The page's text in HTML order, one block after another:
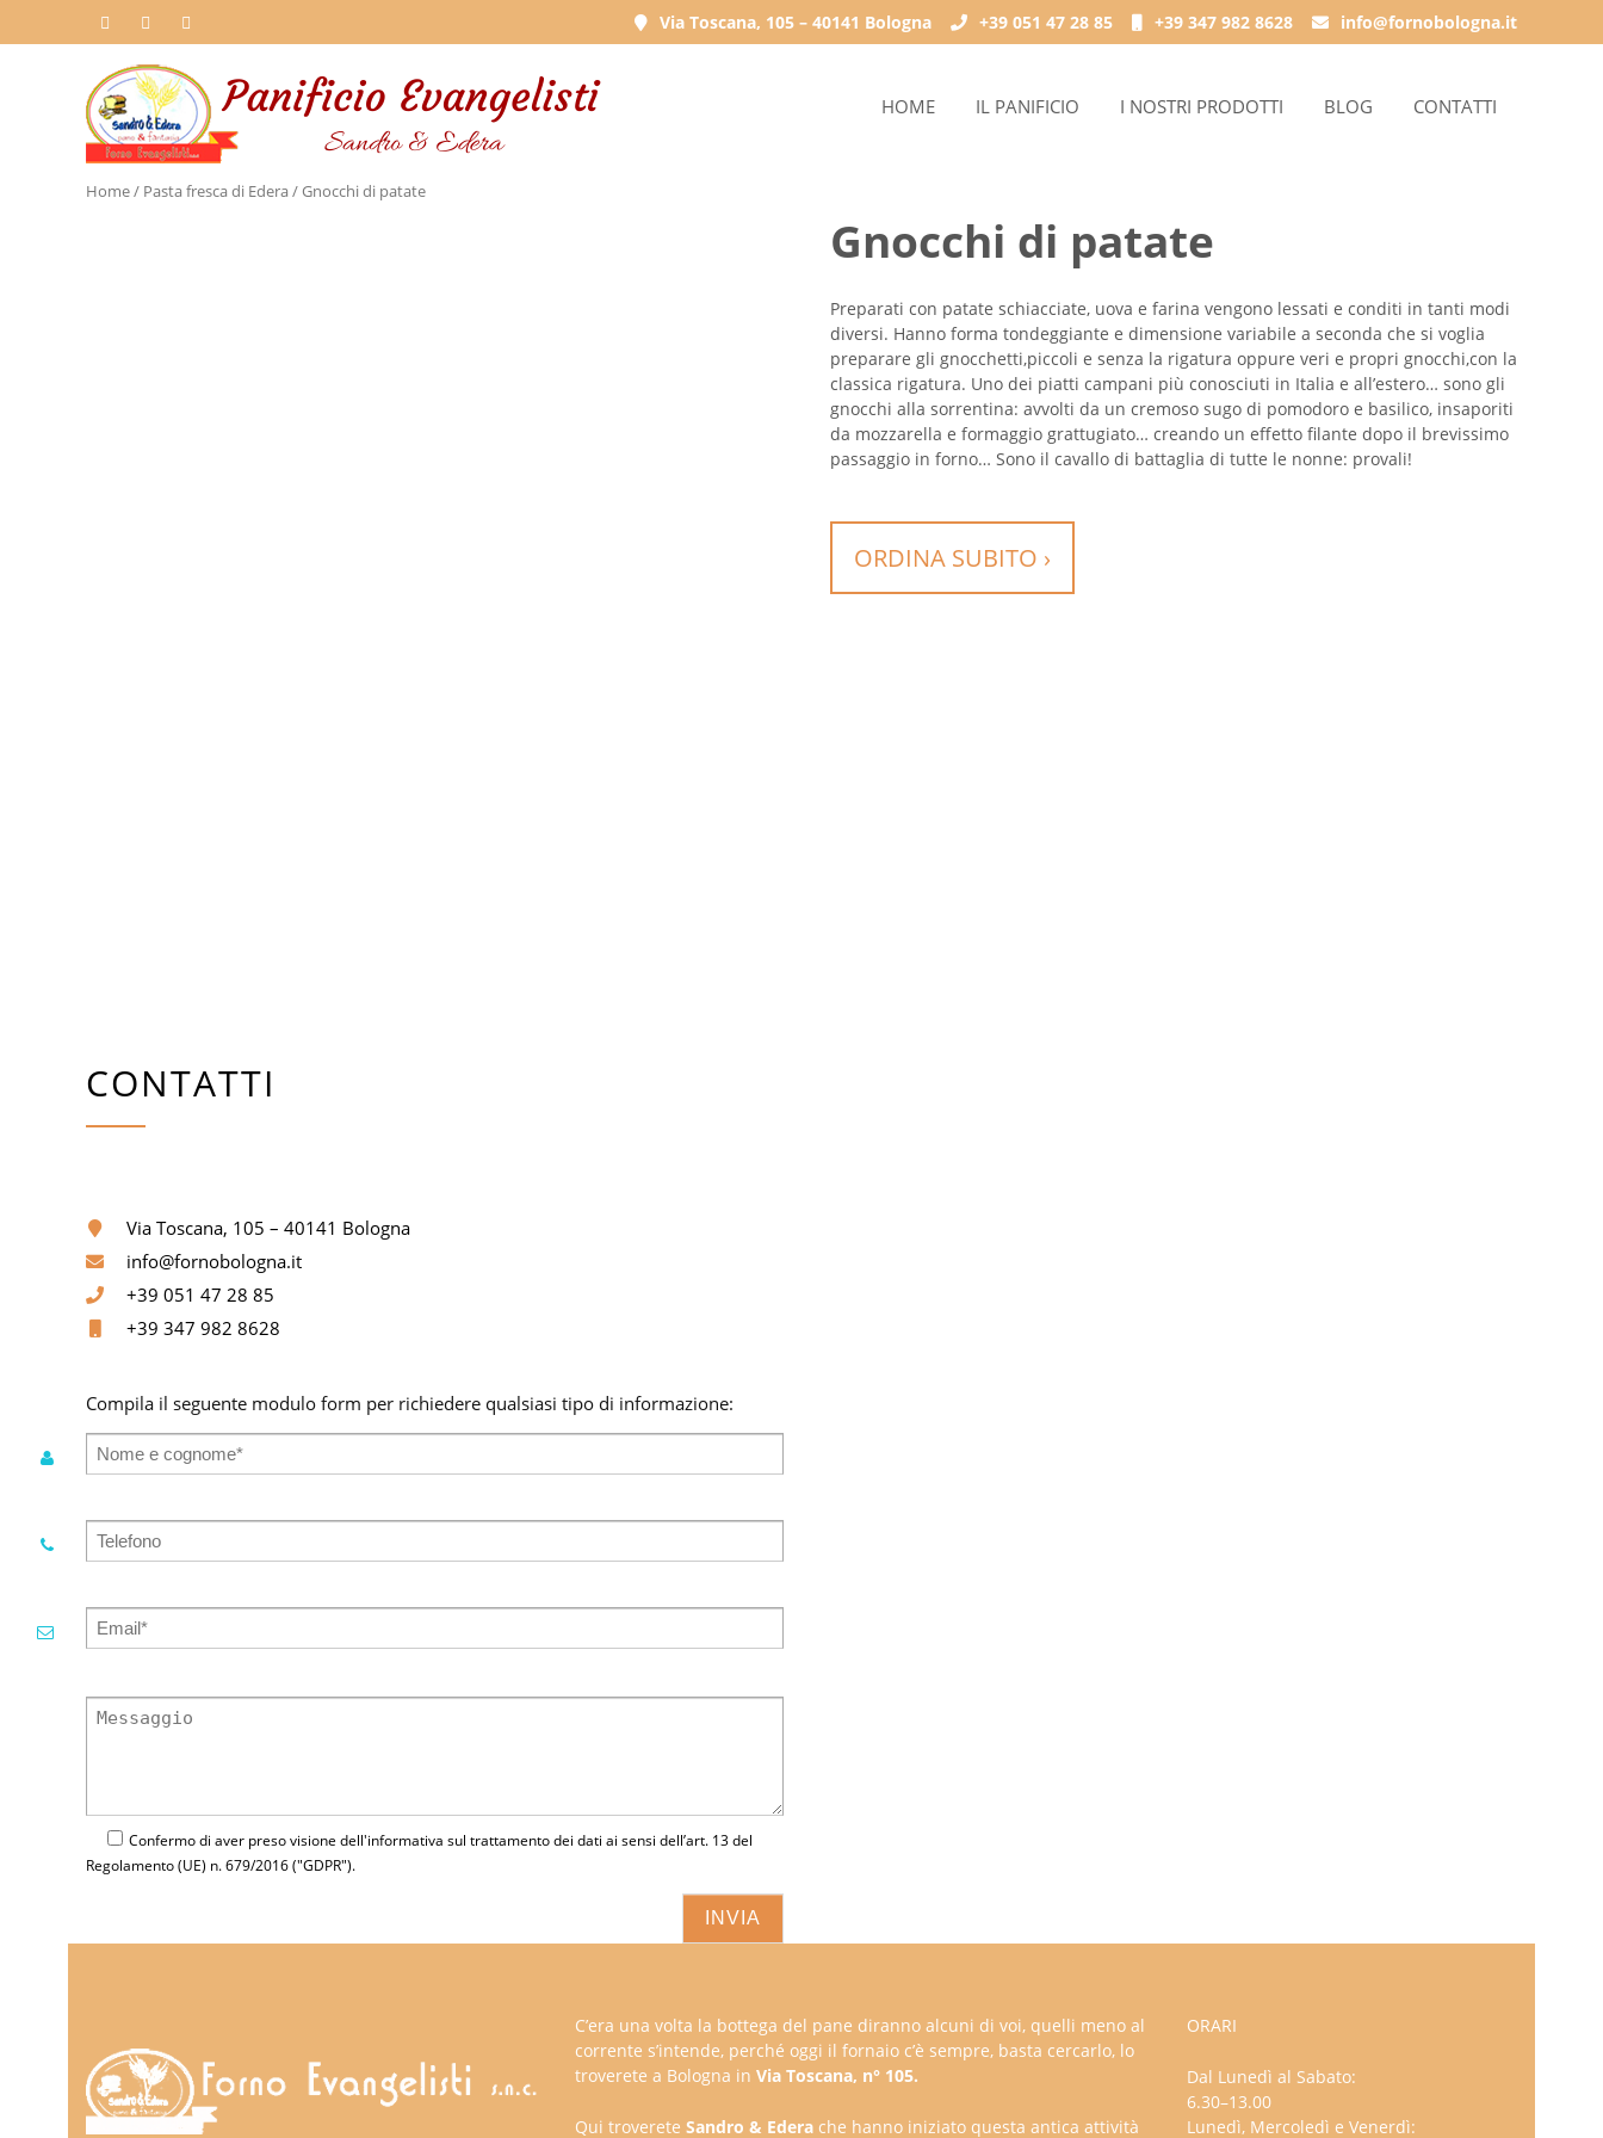
Via Toscana, 105 – 40141 Bologna +39 051 47 28 85 +39 347 982 8628 info@fornobologna.it
HOME IL PANIFICIO I NOSTRI PRODOTTI BLOG CONTATTI
Home/ Pasta fresca di Edera/ Gnocchi di patate
Gnocchi di patate
Preparati con patate schiacciate, uova e farina vengono lessati e conditi in tanti modi
diversi. Hanno forma tondeggiante e dimensione variabile a seconda che si voglia
preparare gli gnocchetti,piccoli e senza la rigatura oppure veri e propri gnocchi,con la
classica rigatura. Uno dei piatti campani più conosciuti in Italia e all’estero… sono gli
gnocchi alla sorrentina: avvolti da un cremoso sugo di pomodoro e basilico, insaporiti
da mozzarella e formaggio grattugiato… creando un effetto filante dopo il brevissimo
passaggio in forno… Sono il cavallo di battaglia di tutte le nonne: provali!
ORDINA SUBITO ›
CONTATTI
Via Toscana, 105 – 40141 Bologna
info@fornobologna.it
+39 051 47 28 85
+39 347 982 8628
Compila il seguente modulo form per richiedere qualsiasi tipo di informazione:
Confermo di aver preso visione dell'informativa sul trattamento dei dati ai sensi dell’art. 13 del
Regolamento (UE) n. 679/2016 ("GDPR").
C’era una volta la bottega del pane diranno alcuni di voi, quelli meno al
corrente s’intende, perché oggi il fornaio c’è sempre, basta cercarlo, lo
troverete a Bologna in Via Toscana, n° 105.
Qui troverete Sandro & Edera che hanno iniziato questa antica attività
ORARI
Dal Lunedì al Sabato:
6.30–13.00
Lunedì, Mercoledì e Venerdì: